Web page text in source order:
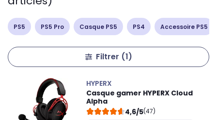
PS5 PS5 Pro Casque PS5 PS4 Accessoire PS5
Filtrer (1)
HYPERX
Casque gamer HYPERX Cloud
Alpha
4,6/5(47)